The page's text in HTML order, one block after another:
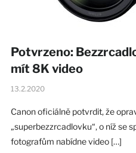
Potvrzeno:
mít 8K video
13.2.2020
Canon oficiálně potvrdit, že
„superbezzrcadlovku“, o níž se
fotografům nabídne video […]